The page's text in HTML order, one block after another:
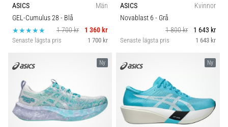
ASICS
Män
GEL-Cumulus 28 - Blå
1 700 kr
1 360 kr
Senaste lägsta pris 1 700 kr
ASICS
Kvinnor
Novablast 6 - Grå
1 800 kr
1 643 kr
Senaste lägsta pris 1 643 kr
Ny Ny